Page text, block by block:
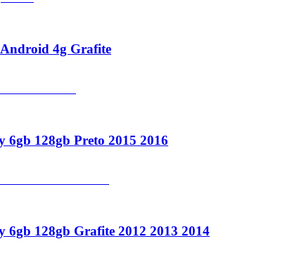
4g Grafite
128gb Preto 2015 2016
128gb Grafite 2012 2013 2014